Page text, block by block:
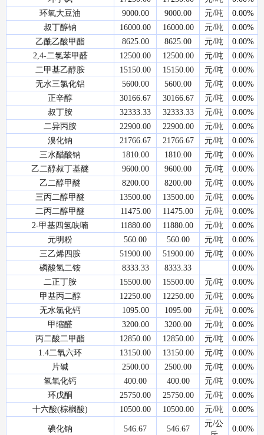
环氧大豆油
9000.00 9000.00 元/吨
0.00%
叔丁醇钠
16000.00 16000.00 元/吨
0.00%
乙酰乙酸甲酯
8625.00 8625.00 元/吨
0.00%
2,4-二氯苯甲醛
12500.00 12500.00 元/吨
0.00%
二甲基乙醇胺
15150.00 15150.00 元/吨
0.00%
无水三氯化铝
5600.00 5600.00 元/吨
0.00%
正辛醇
30166.67 30166.67 元/吨
0.00%
叔丁胺
32333.33 32333.33 元/吨
0.00%
二异丙胺
22900.00 22900.00 元/吨
0.00%
溴化钠
21766.67 21766.67 元/吨
0.00%
三水醋酸钠
1810.00 1810.00 元/吨
0.00%
乙二醇叔丁基醚
9600.00 9600.00 元/吨
0.00%
乙二醇甲醚
8200.00 8200.00 元/吨
0.00%
三丙二醇甲醚
13500.00 13500.00 元/吨
0.00%
二丙二醇甲醚
11475.00 11475.00 元/吨
0.00%
2-甲基四氢呋喃
11880.00 11880.00 元/吨
0.00%
元明粉
560.00 560.00 元/吨
0.00%
三乙烯四胺
51900.00 51900.00 元/吨
0.00%
磷酸氢二铵
8333.33 8333.33
0.00%
二正丁胺
15500.00 15500.00 元/吨
0.00%
甲基丙二醇
12250.00 12250.00 元/吨
0.00%
无水氯化钙
1095.00 1095.00 元/吨
0.00%
甲缩醛
3200.00 3200.00 元/吨
0.00%
丙二酸二甲酯
12850.00 12850.00 元/吨
0.00%
1.4二氧六环
13150.00 13150.00 元/吨
0.00%
片碱
2500.00 2500.00 元/吨
0.00%
氢氧化钙
400.00 400.00 元/吨
0.00%
环戊酮
25750.00 25750.00 元/吨
0.00%
十六酸(棕榈酸)
10500.00 10500.00 元/吨 0.00%
碘化钠 546.67 546.67
元/公
0.00%